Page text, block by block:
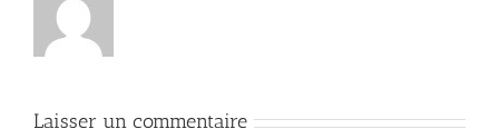
Laisser un commentaire